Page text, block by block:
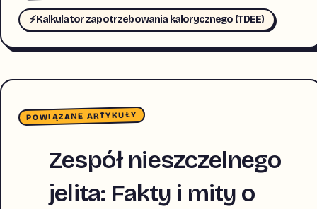
⚡Kalkulator zapotrzebowania kalorycznego (TDEE)
POWIĄZANE ARTYKUŁY
Zespół nieszczelnego
jelita: Fakty i mity o